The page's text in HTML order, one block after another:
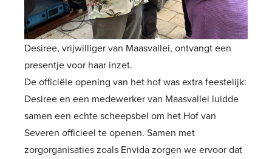
Desiree, vrijwilliger van Maasvallei, ontvangt een
presentje voor haar inzet.
De officiële opening van het hof was extra feestelijk:
Desiree en een medewerker van Maasvallei luidde
samen een echte scheepsbel om het Hof van
Severen officieel te openen. Samen met
zorgorganisaties zoals Envida zorgen we ervoor dat